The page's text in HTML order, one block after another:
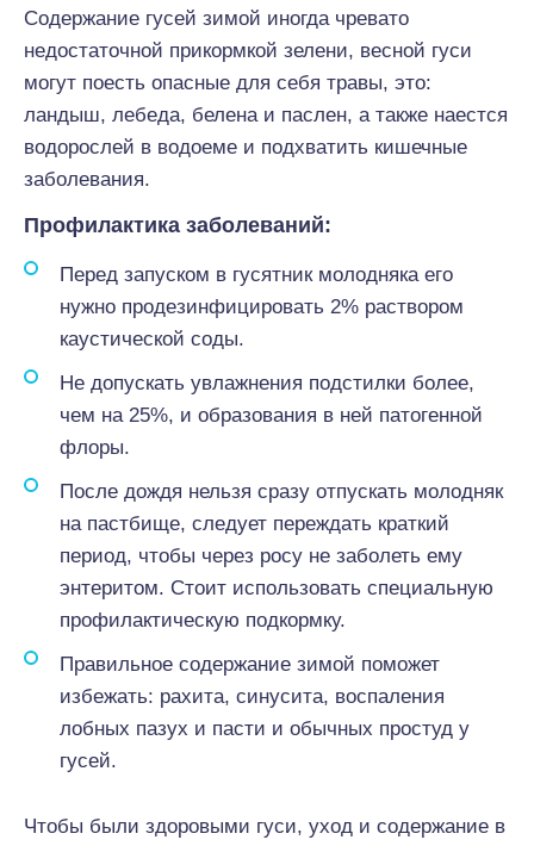
Содержание гусей зимой иногда чревато
недостаточной прикормкой зелени, весной гуси
могут поесть опасные для себя травы, это:
ландыш, лебеда, белена и паслен, а также наестся
водорослей в водоеме и подхватить кишечные
заболевания.
Профилактика заболеваний:
Перед запуском в гусятник молодняка его
нужно продезинфицировать 2% раствором
каустической соды.
Не допускать увлажнения подстилки более,
чем на 25%, и образования в ней патогенной
флоры.
После дождя нельзя сразу отпускать молодняк
на пастбище, следует переждать краткий
период, чтобы через росу не заболеть ему
энтеритом. Стоит использовать специальную
профилактическую подкормку.
Правильное содержание зимой поможет
избежать: рахита, синусита, воспаления
лобных пазух и пасти и обычных простуд у
гусей.
Чтобы были здоровыми гуси, уход и содержание в